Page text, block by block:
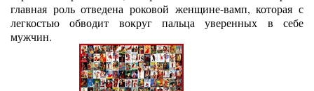
главная роль отведена роковой женщине-вамп, которая с
легкостью обводит вокруг пальца уверенных в себе
мужчин.